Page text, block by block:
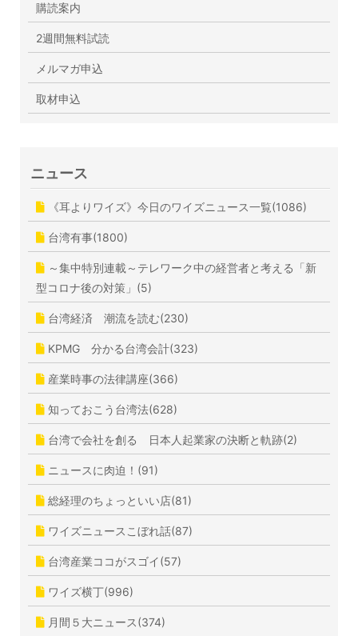
購読案内
2週間無料試読
メルマガ申込
取材申込
ニュース
《耳よりワイズ》今日のワイズニュース一覧(1086)
台湾有事(1800)
～集中特別連載～テレワーク中の経営者と考える「新
型コロナ後の対策」(5)
台湾経済 潮流を読む(230)
KPMG 分かる台湾会計(323)
産業時事の法律講座(366)
知っておこう台湾法(628)
台湾で会社を創る 日本人起業家の決断と軌跡(2)
ニュースに肉迫！(91)
総経理のちょっといい店(81)
ワイズニュースこぼれ話(87)
台湾産業ココがスゴイ(57)
ワイズ横丁(996)
月間５大ニュース(374)